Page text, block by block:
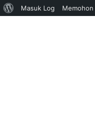
Tentang
Masuk Log Memohon